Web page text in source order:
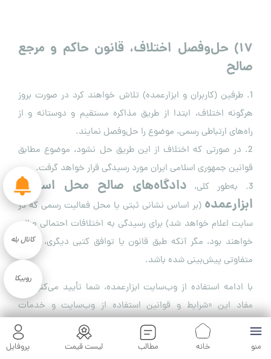
منو خانه مطالب لیست قیمت پروفایل
۱۷) حل‌وفصل اختلاف، قانون حاکم و مرجع
صالح
1. طرفین (کاربران و ابزارعمده) تلاش خواهند کرد در صورت بروز
هرگونه اختلاف، ابتدا از طریق مذاکره مستقیم و دوستانه و از
راه‌های ارتباطی رسمی، موضوع را حل‌وفصل نمایند.
2. در صورتی که اختلاف از این طریق حل نشود، موضوع مطابق
قوانین جمهوری اسلامی ایران مورد رسیدگی قرار خواهد گرفت.
3. به‌طور کلی،
دادگاه‌های صالح محل استقرار
ابزارعمده (بر اساس نشانی ثبتی یا محل فعالیت رسمی که در
سایت اعلام خواهد شد) برای رسیدگی به اختلافات احتمالی صالح
خواهند بود، مگر آنکه طبق قانون یا توافق کتبی دیگری، ترتیب
متفاوتی پیش‌بینی شده باشد.
با ادامه استفاده از وب‌سایت ابزارعمده، شما تأیید می‌کنید که
مفاد این «شرایط و قوانین استفاده از وب‌سایت و خدمات
ابزارعمده» را مطالعه کرده، فهمیده و بدون هیچ‌گونه ابهامی
کانال بله
روبیکا